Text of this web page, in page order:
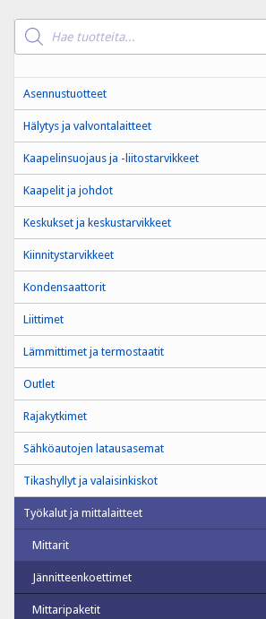
Products
search
Asennustuotteet
Hälytys ja valvontalaitteet
Kaapelinsuojaus ja -liitostarvikkeet
Kaapelit ja johdot
Keskukset ja keskustarvikkeet
Kiinnitystarvikkeet
Kondensaattorit
Liittimet
Lämmittimet ja termostaatit
Outlet
Rajakytkimet
Sähköautojen latausasemat
Tikashyllyt ja valaisinkiskot
Työkalut ja mittalaitteet
Mittarit
Jännitteenkoettimet
Mittaripaketit